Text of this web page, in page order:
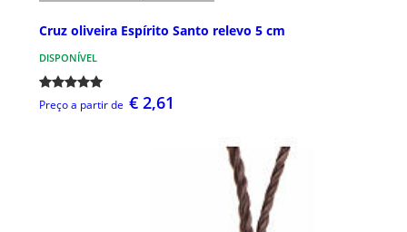
Cruz oliveira Espírito Santo relevo 5 cm
DISPONÍVEL
Preço a partir de € 2,61